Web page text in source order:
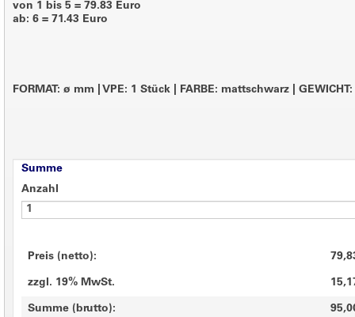
von 1 bis 5 = 79.83 Euro
ab: 6 = 71.43 Euro
FORMAT: ø mm VPE: 1 Stück FARBE: mattschwarz
Summe
Anzahl
Preis (netto):
zzgl. 19% MwSt.
Summe (brutto):